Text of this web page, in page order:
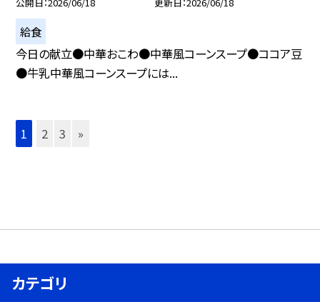
給食
今日の献立●中華おこわ●中華風コーンスープ●ココア豆
●牛乳中華風コーンスープには...
1 2 3 »
カテゴリ